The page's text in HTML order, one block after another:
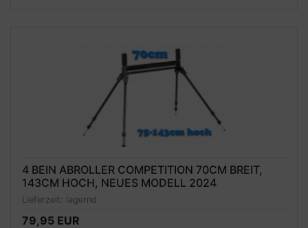
4 BEIN ABROLLER COMPETITION 70CM BREIT,
143CM HOCH, NEUES MODELL 2024
Lieferzeit: lagernd
79,95 EUR